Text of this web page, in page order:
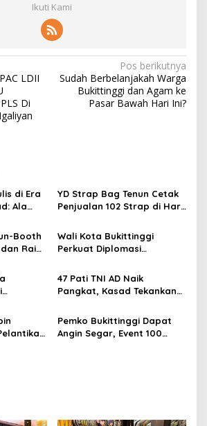
Ikuti Kami
LDII
Di
Pos berikutnya
Sudah Berbelanjakah Warga
Bukittinggi dan Agam ke
Pasar Bawah Hari Ini?
di Era
Ala
YD Strap Bag Tenun Cetak
Penjualan 102 Strap di Hari
2026, Bukti Wastra
Nusantara Kian Digemari
Booth
Raih
Wali Kota Bukittinggi
Perkuat Diplomasi
Dubes Belanda dan Jerman
Sukseskan 100 Tahun Jam
Gadang
47 Pati TNI AD Naik
Pangkat, Kasad Tekankan
Adaptasi
Pemko Bukittinggi Dapat
Angin Segar, Event 100